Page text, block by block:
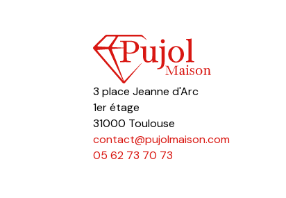
3 place Jeanne d'Arc
1er étage
31000 Toulouse
contact@pujolmaison.com
05 62 73 70 73